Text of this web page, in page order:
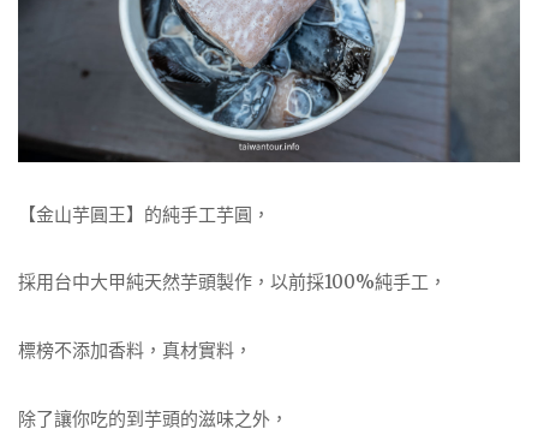
【金山芋圓王】的純手工芋圓，
採用台中大甲純天然芋頭製作，以前採100%純手工，
標榜不添加香料，真材實料，
除了讓你吃的到芋頭的滋味之外，